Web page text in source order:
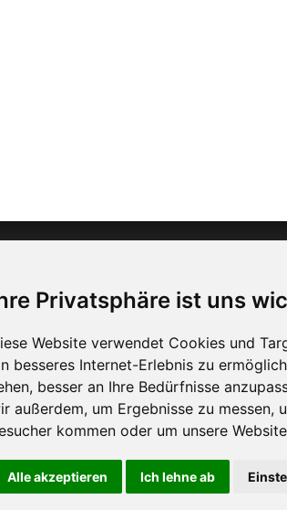
Privatsphäre ist uns
Website verwendet Cookies und
besseres Internet-Erlebnis zu
besser an Ihre Bedürfnisse
außerdem, um Ergebnisse zu messen,
kommen oder um unsere
Alle akzeptieren Ich lehne ab
Find us on Facebook
Watch us onYouTube